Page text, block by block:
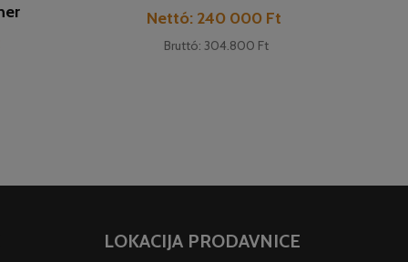
Cena
Nettó: 240 000 Ft
Bruttó: 304.800 Ft
LOKACIJA PRODAVNICE